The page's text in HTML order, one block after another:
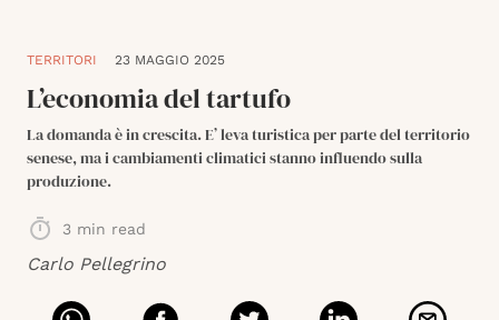
TERRITORI 23 MAGGIO 2025
L’economia del tartufo
La domanda è in crescita. E’ leva turistica per parte del territorio
senese, ma i cambiamenti climatici stanno influendo sulla
produzione.
3 min read
Carlo Pellegrino